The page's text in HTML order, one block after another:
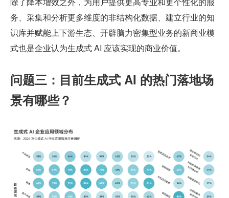
务、采集和分析更多维度的非结构化数据、建立行业的知
识库并赋能上下游生态、开辟脑力密集型业务的新商业模
式也是企业认为生成式 AI 应该实现的商业价值。
问题三：目前生成式 AI 的热门落地场
景有哪些？